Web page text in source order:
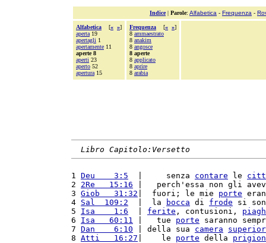
Indice| Parole: Alfabetica - Frequenza -
Alfabetica [« »]
aperta 19
apertagli 1
apertamente 11
aperte 8
aperti 23
aperto 52
apertura 15
Frequenza [« »]
8 ammaestrato
8 anakim
8 angosce
8 aperte
8 applicato
8 aprire
8 arabia
Libro Capitolo:Versetto
1 Deu    3:5
  |     senza
contare le
2 2Re   15:16 |   perch'essa non gli
3 Giob   31:32 |  fuori; le mie porte
4 Sal  109:2
  |  la
bocca di frode si
5 Isa    1:6 ferite , contusioni,
6 Isa   60:11 |   tue porte saranno
7 Dan    6:10 | della sua camera
8 Atti   16:27 |    le porte della